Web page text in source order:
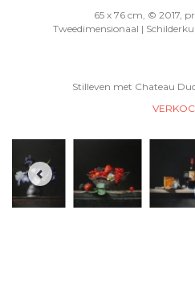
65 x 76 cm, © 2017,
Tweedimensionaal |
Stilleven met Chateau